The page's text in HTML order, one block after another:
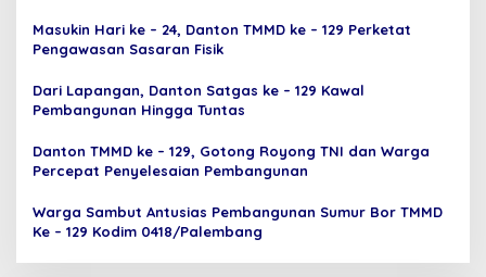
Masukin Hari ke – 24, Danton TMMD ke – 129 Perketat
Pengawasan Sasaran Fisik
Dari Lapangan, Danton Satgas ke – 129 Kawal
Pembangunan Hingga Tuntas
Danton TMMD ke – 129, Gotong Royong TNI dan Warga
Percepat Penyelesaian Pembangunan
Warga Sambut Antusias Pembangunan Sumur Bor TMMD
Ke – 129 Kodim 0418/Palembang